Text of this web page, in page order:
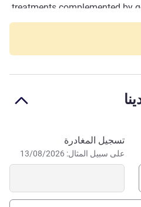
treatments complemented by
Sanskrit mythology,
holistic upliftment and
and Reverie,
تسجيل المغادرة
على سبيل المثال: 13/08/2026